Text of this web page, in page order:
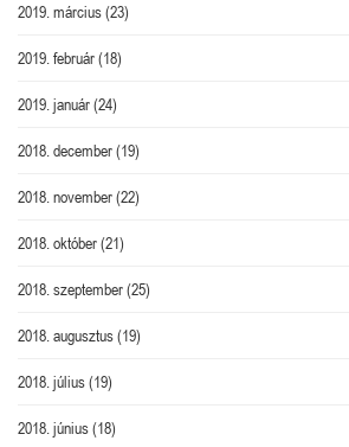
2019. március(23)
2019. február(18)
2019. január(24)
2018. december(19)
2018. november(22)
2018. október(21)
2018. szeptember(25)
2018. augusztus(19)
2018. július(19)
2018. június(18)